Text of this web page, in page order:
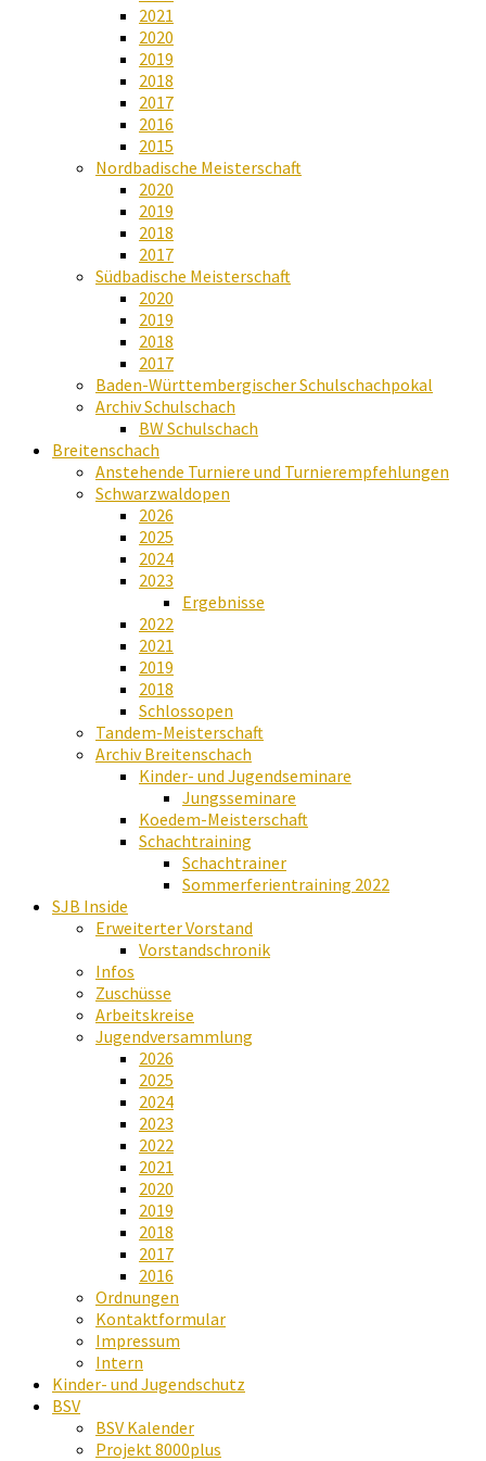
2021
2020
2019
2018
2017
2016
2015
Nordbadische Meisterschaft
2020
2019
2018
2017
Südbadische Meisterschaft
2020
2019
2018
2017
Baden-Württembergischer Schulschachpokal
Archiv Schulschach
BW Schulschach
Breitenschach
Anstehende Turniere und Turnierempfehlungen
Schwarzwaldopen
2026
2025
2024
2023
Ergebnisse
2022
2021
2019
2018
Schlossopen
Tandem-Meisterschaft
Archiv Breitenschach
Kinder- und Jugendseminare
Jungsseminare
Koedem-Meisterschaft
Schachtraining
Schachtrainer
Sommerferientraining 2022
SJB Inside
Erweiterter Vorstand
Vorstandschronik
Infos
Zuschüsse
Arbeitskreise
Jugendversammlung
2026
2025
2024
2023
2022
2021
2020
2019
2018
2017
2016
Ordnungen
Kontaktformular
Impressum
Intern
Kinder- und Jugendschutz
BSV
BSV Kalender
Projekt 8000plus